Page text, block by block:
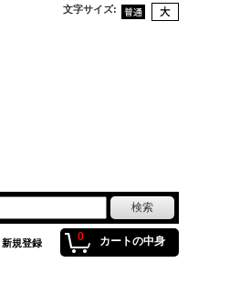
文字サイズ:
0 カートの中身
新規登録